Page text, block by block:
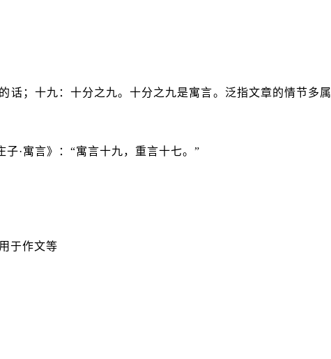
话；十九：十分之九。十分之九是寓言。泛指文章的情节多属
子·寓言》：“寓言十九，重言十七。”
于作文等